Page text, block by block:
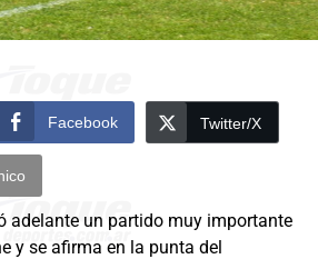
Facebook Twitter/X
adelante un partido muy importante
y se afirma en la punta del